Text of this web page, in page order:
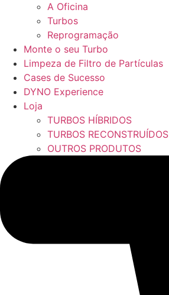
A Oficina
Turbos
Reprogramação
Monte o seu Turbo
Limpeza de Filtro de Partículas
Cases de Sucesso
DYNO Experience
Loja
TURBOS HÍBRIDOS
TURBOS RECONSTRUÍDOS
OUTROS PRODUTOS